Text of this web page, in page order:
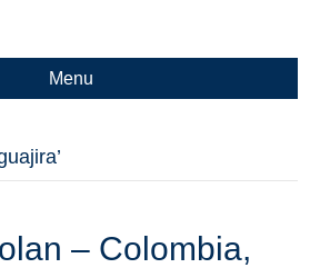
Menu
– Colombia,